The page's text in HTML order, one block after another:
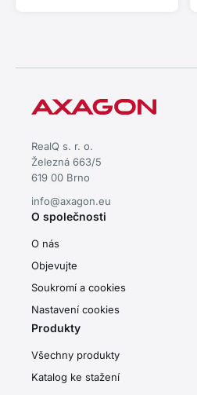
RealQ s. r. o.
Železná 663/5
619 00 Brno
info@axagon.eu
O společnosti
O nás
Objevujte
Soukromí a cookies
Nastavení cookies
Produkty
Všechny produkty
Katalog ke stažení